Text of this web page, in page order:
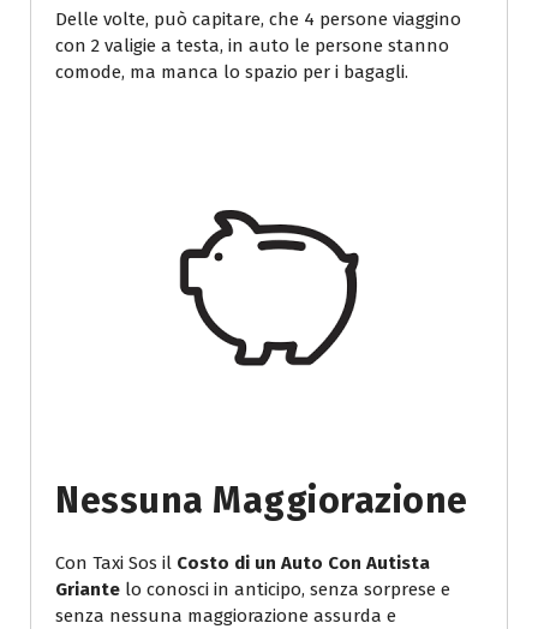
Delle volte, può capitare, che 4 persone viaggino
con 2 valigie a testa, in auto le persone stanno
comode, ma manca lo spazio per i bagagli.
Nessuna Maggiorazione
Con Taxi Sos il Costo di un Auto Con Autista
Griante lo conosci in anticipo, senza sorprese e
senza nessuna maggiorazione assurda e